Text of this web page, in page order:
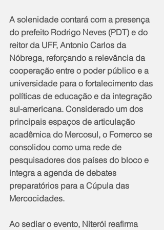
A solenidade contará com a presença
do prefeito Rodrigo Neves (PDT) e do
reitor da UFF, Antonio Carlos da
Nóbrega, reforçando a relevância da
cooperação entre o poder público e a
universidade para o fortalecimento das
políticas de educação e da integração
sul-americana. Considerado um dos
principais espaços de articulação
acadêmica do Mercosul, o Fomerco se
consolidou como uma rede de
pesquisadores dos países do bloco e
integra a agenda de debates
preparatórios para a Cúpula das
Mercocidades.
Ao sediar o evento, Niterói reafirma